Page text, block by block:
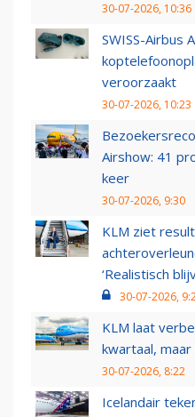
30-07-2026, 10:36
SWISS-Airbus
veroorzaakt
30-07-2026, 10:23
Airshow: 41
keer
30-07-2026, 9:30
KLM ziet
‘Realistisch
30-07-2026,
KLM laat
kwartaal,
30-07-2026, 8:22
Icelandair